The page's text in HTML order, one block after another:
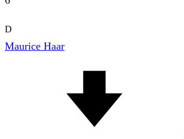
D
Maurice Haar